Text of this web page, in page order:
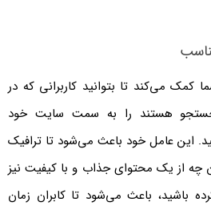
کمک می‌کند تا بتوانید کاربرانی که در
هستند را به سمت سایت خود
این عامل خود باعث می‌شود تا ترافیک
از یک محتوای جذاب و با کیفیت نیز
باشید، باعث می‌شود تا کابران زمان